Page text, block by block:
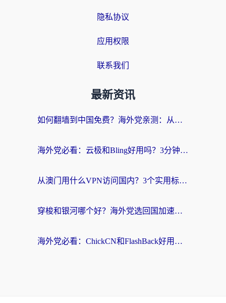
隐私协议
应用权限
联系我们
最新资讯
如何翻墙到中国免费？海外党亲测：从踩坑到选对加速器的全攻略
海外党必看：云极和Bling好用吗？3分钟教你选对回国加速器
从澳门用什么VPN访问国内？3个实用标准帮你避开坑，无缝刷剧听歌
穿梭和银河哪个好？海外党选回国加速器的避坑指南，附番茄加速器实测体验
海外党必看：ChickCN和FlashBack好用吗？3招教你选对回国加速器（附云极、HomeCN、斧牛vs艾果对比）